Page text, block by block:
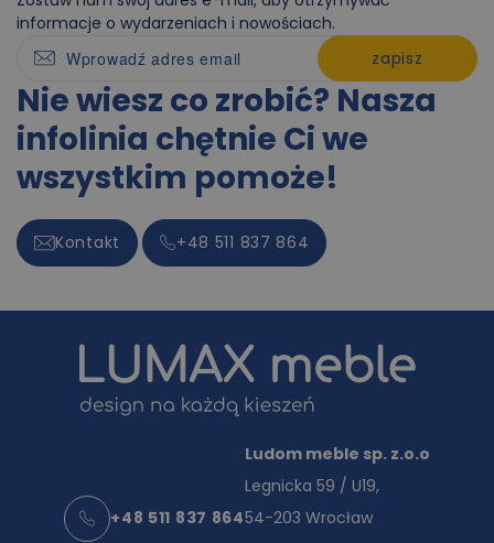
informacje o wydarzeniach i nowościach.
zapisz
Nie wiesz co zrobić? Nasza
infolinia chętnie Ci we
wszystkim pomoże!
Kontakt +48 511 837 864
+48 511 837 864
Ludom meble sp. z.o.o
Legnicka 59 / U19,
54-203 Wrocław